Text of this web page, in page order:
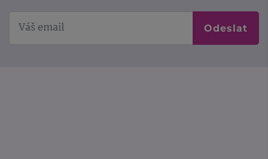
Odeslat